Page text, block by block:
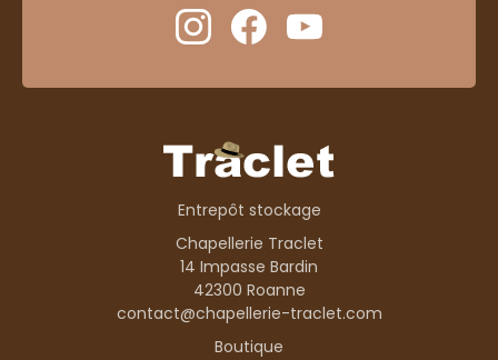
Entrepôt stockage
Chapellerie Traclet
14 Impasse Bardin
42300 Roanne
contact@chapellerie-traclet.com
Boutique